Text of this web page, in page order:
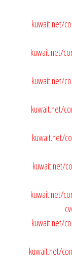
kuwait.net/
kuwait.net/
kuwait.net/
kuwait.net/
kuwait.net/
kuwait.net/
kuwait.net/
kuwait.net/
kuwait.net/